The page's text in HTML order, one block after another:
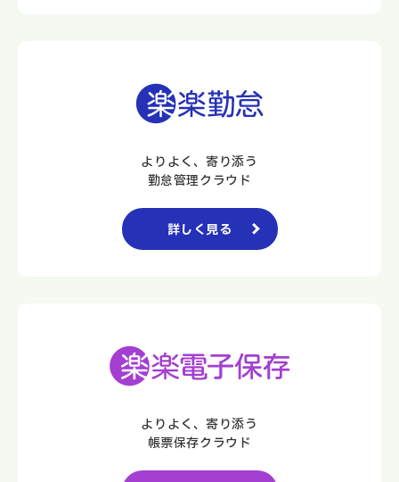
よりよく、寄り添う
勤怠管理クラウド
詳しく見る
よりよく、寄り添う
帳票保存クラウド